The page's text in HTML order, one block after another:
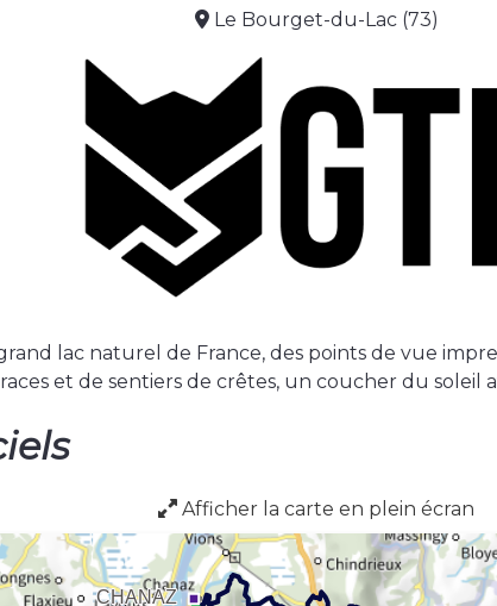
Le Bourget-du-Lac (73)
lac naturel de France, des points de vue
et de sentiers de crêtes, un coucher du soleil
Afficher la carte en plein écran